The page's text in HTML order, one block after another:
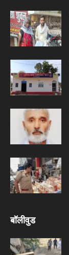
बॉलीवुड